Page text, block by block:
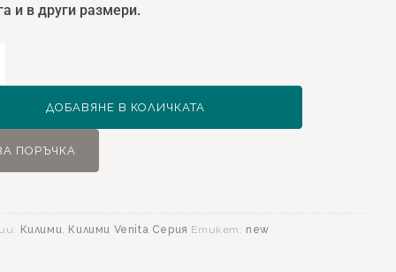
и в други размери.
ДОБАВЯНЕ В КОЛИЧКАТА
ПОРЪЧКА
Килими Килими Venita Серия Етикет: new